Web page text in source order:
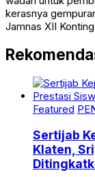
kerasnya
Jamnas XII
Featured
Sertijab
Klaten,